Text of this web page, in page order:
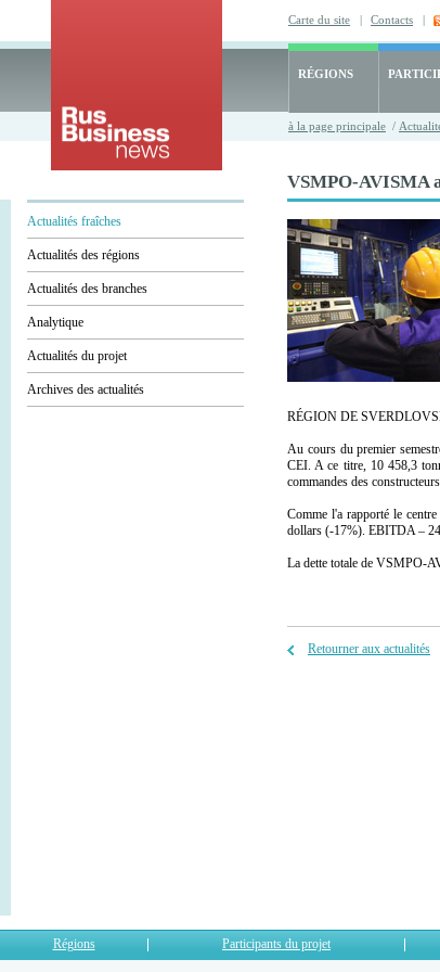
Carte du site | Contacts |
RÉGIONS
à la page principale /
Actualités fraîches
Actualités des régions
Actualités des branches
Analytique
Actualités du projet
Archives des actualités
VSMPO-AVISMA
RÉGION DE
Au cours du premier
CEI. A ce titre, 10 458,3
commandes des
Comme l'a rapporté le
dollars (-17%). EBITDA –
La dette totale de VSMPO-
Retourner aux actualités
Régions Participants du projet